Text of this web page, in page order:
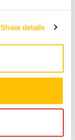
Show details